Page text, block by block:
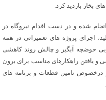
بخار بازدید کرد.
شده و در دست اقدام نیروگاه در
اجرای پروژه های تعمیراتی در همه
حوضچه آبگیر و چالش روند کاهشی
یافتن راهکارهای مناسب برای برون
درخصوص تامین قطعات و برنامه های